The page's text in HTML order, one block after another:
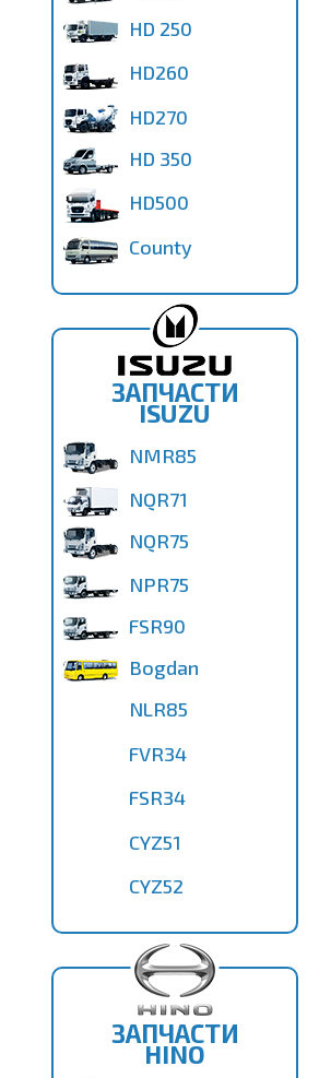
HD 250
HD260
HD270
HD 350
HD500
County
ЗАПЧАСТИ
ISUZU
NMR85
NQR71
NQR75
NPR75
FSR90
Bogdan
NLR85
FVR34
FSR34
CYZ51
CYZ52
ЗАПЧАСТИ
HINO